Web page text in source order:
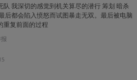
队 我深切的感觉到机关算尽的潜行 筹划 暗杀
后都会陷入愤怒而试图暴走无双。最后被电脑
重复前面的过程